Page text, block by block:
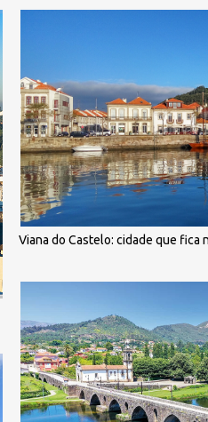
Viana do Castelo: cidade que fica